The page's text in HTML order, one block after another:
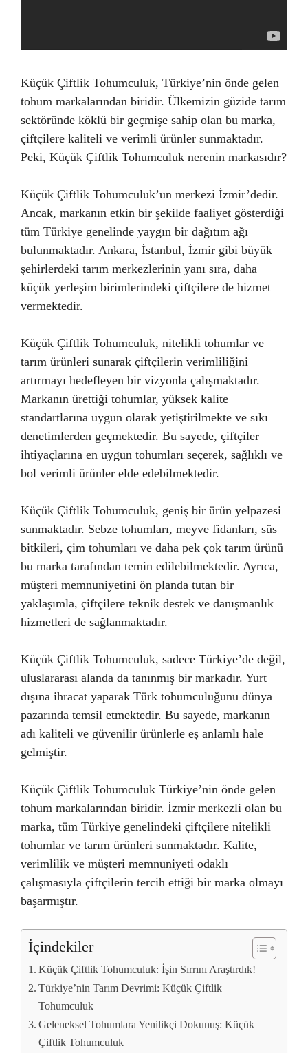
Küçük Çiftlik Tohumculuk, Türkiye’nin önde gelen
tohum markalarından biridir. Ülkemizin güzide tarım
sektöründe köklü bir geçmişe sahip olan bu marka,
çiftçilere kaliteli ve verimli ürünler sunmaktadır.
Peki, Küçük Çiftlik Tohumculuk nerenin markasıdır?
Küçük Çiftlik Tohumculuk’un merkezi İzmir’dedir.
Ancak, markanın etkin bir şekilde faaliyet gösterdiği
tüm Türkiye genelinde yaygın bir dağıtım ağı
bulunmaktadır. Ankara, İstanbul, İzmir gibi büyük
şehirlerdeki tarım merkezlerinin yanı sıra, daha
küçük yerleşim birimlerindeki çiftçilere de hizmet
vermektedir.
Küçük Çiftlik Tohumculuk, nitelikli tohumlar ve
tarım ürünleri sunarak çiftçilerin verimliliğini
artırmayı hedefleyen bir vizyonla çalışmaktadır.
Markanın ürettiği tohumlar, yüksek kalite
standartlarına uygun olarak yetiştirilmekte ve sıkı
denetimlerden geçmektedir. Bu sayede, çiftçiler
ihtiyaçlarına en uygun tohumları seçerek, sağlıklı ve
bol verimli ürünler elde edebilmektedir.
Küçük Çiftlik Tohumculuk, geniş bir ürün yelpazesi
sunmaktadır. Sebze tohumları, meyve fidanları, süs
bitkileri, çim tohumları ve daha pek çok tarım ürünü
bu marka tarafından temin edilebilmektedir. Ayrıca,
müşteri memnuniyetini ön planda tutan bir
yaklaşımla, çiftçilere teknik destek ve danışmanlık
hizmetleri de sağlanmaktadır.
Küçük Çiftlik Tohumculuk, sadece Türkiye’de değil,
uluslararası alanda da tanınmış bir markadır. Yurt
dışına ihracat yaparak Türk tohumculuğunu dünya
pazarında temsil etmektedir. Bu sayede, markanın
adı kaliteli ve güvenilir ürünlerle eş anlamlı hale
gelmiştir.
Küçük Çiftlik Tohumculuk Türkiye’nin önde gelen
tohum markalarından biridir. İzmir merkezli olan bu
marka, tüm Türkiye genelindeki çiftçilere nitelikli
tohumlar ve tarım ürünleri sunmaktadır. Kalite,
verimlilik ve müşteri memnuniyeti odaklı
çalışmasıyla çiftçilerin tercih ettiği bir marka olmayı
başarmıştır.
İçindekiler
Küçük Çiftlik Tohumculuk: İşin Sırrını Araştırdık!
Türkiye’nin Tarım Devrimi: Küçük Çiftlik
Tohumculuk
Geleneksel Tohumlara Yenilikçi Dokunuş: Küçük
Çiftlik Tohumculuk